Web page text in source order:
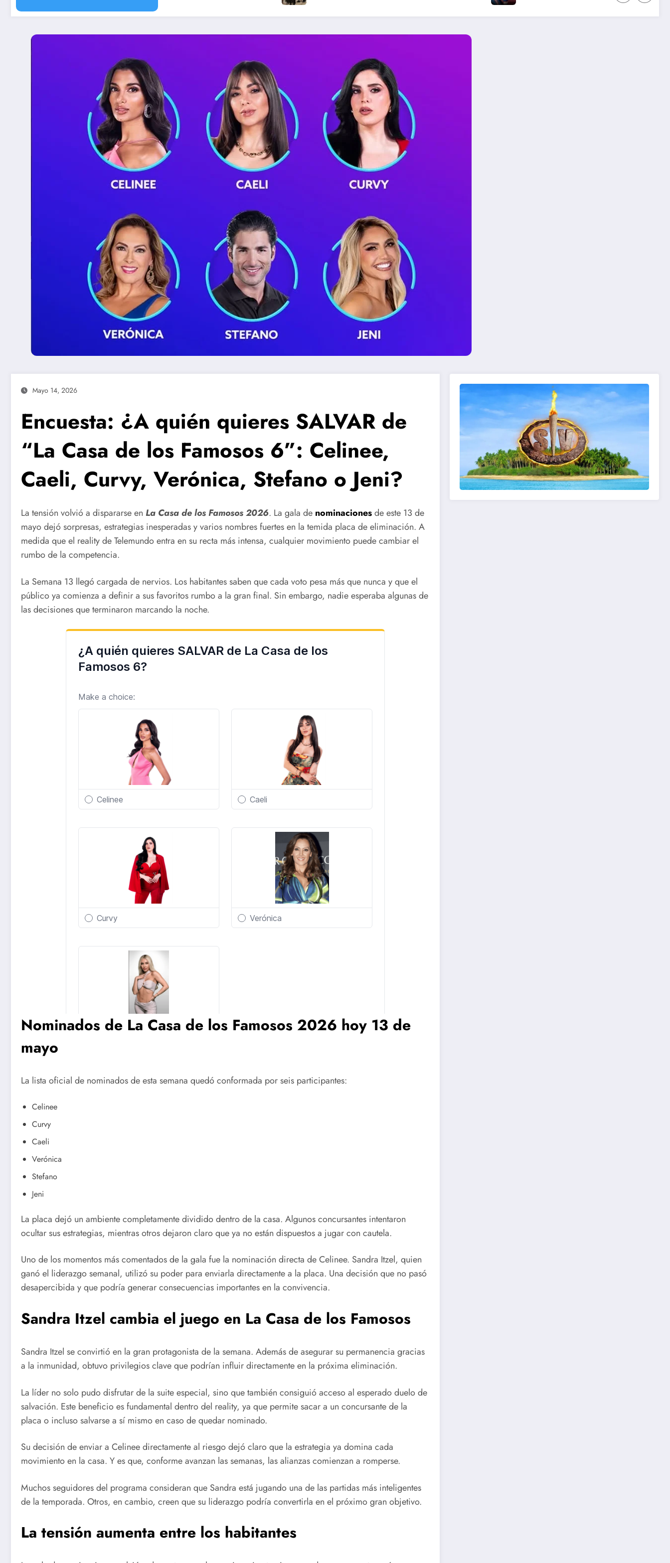
Mayo 14, 2026
Encuesta: ¿A quién quieres SALVAR de
“La Casa de los Famosos 6”: Celinee,
Caeli, Curvy, Verónica, Stefano o Jeni?
La tensión volvió a dispararse en La Casa de los Famosos 2026. La gala de nominacionesde este 13 de
mayo dejó sorpresas, estrategias inesperadas y varios nombres fuertes en la temida placa de eliminación. A
medida que el reality de Telemundo entra en su recta más intensa, cualquier movimiento puede cambiar el
rumbo de la competencia.
La Semana 13 llegó cargada de nervios. Los habitantes saben que cada voto pesa más que nunca y que el
público ya comienza a definir a sus favoritos rumbo a la gran final. Sin embargo, nadie esperaba algunas de
las decisiones que terminaron marcando la noche.
Nominados de La Casa de los Famosos 2026 hoy 13 de
mayo
La lista oficial de nominados de esta semana quedó conformada por seis participantes:
Celinee
Curvy
Caeli
Verónica
Stefano
Jeni
La placa dejó un ambiente completamente dividido dentro de la casa. Algunos concursantes intentaron
ocultar sus estrategias, mientras otros dejaron claro que ya no están dispuestos a jugar con cautela.
Uno de los momentos más comentados de la gala fue la nominación directa de Celinee. Sandra Itzel, quien
ganó el liderazgo semanal, utilizó su poder para enviarla directamente a la placa. Una decisión que no pasó
desapercibida y que podría generar consecuencias importantes en la convivencia.
Sandra Itzel cambia el juego en La Casa de los Famosos
Sandra Itzel se convirtió en la gran protagonista de la semana. Además de asegurar su permanencia gracias
a la inmunidad, obtuvo privilegios clave que podrían influir directamente en la próxima eliminación.
La líder no solo pudo disfrutar de la suite especial, sino que también consiguió acceso al esperado duelo de
salvación. Este beneficio es fundamental dentro del reality, ya que permite sacar a un concursante de la
placa o incluso salvarse a sí mismo en caso de quedar nominado.
Su decisión de enviar a Celinee directamente al riesgo dejó claro que la estrategia ya domina cada
movimiento en la casa. Y es que, conforme avanzan las semanas, las alianzas comienzan a romperse.
Muchos seguidores del programa consideran que Sandra está jugando una de las partidas más inteligentes
de la temporada. Otros, en cambio, creen que su liderazgo podría convertirla en el próximo gran objetivo.
La tensión aumenta entre los habitantes